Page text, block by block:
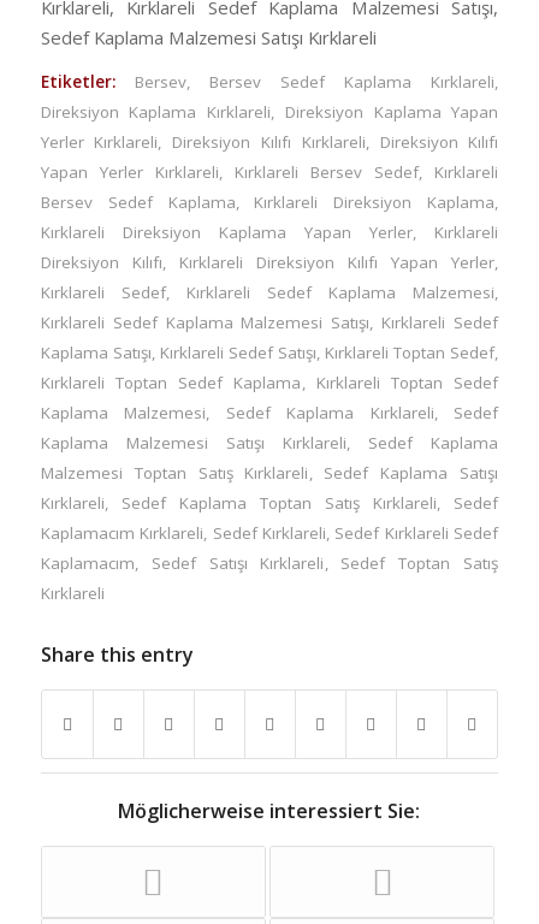
Kırklareli, Kırklareli Sedef Kaplama Malzemesi Satışı,
Sedef Kaplama Malzemesi Satışı Kırklareli
Etiketler: Bersev, Bersev Sedef Kaplama Kırklareli,
Direksiyon Kaplama Kırklareli, Direksiyon Kaplama Yapan
Yerler Kırklareli, Direksiyon Kılıfı Kırklareli, Direksiyon Kılıfı
Yapan Yerler Kırklareli, Kırklareli Bersev Sedef, Kırklareli
Bersev Sedef Kaplama, Kırklareli Direksiyon Kaplama,
Kırklareli Direksiyon Kaplama Yapan Yerler, Kırklareli
Direksiyon Kılıfı, Kırklareli Direksiyon Kılıfı Yapan Yerler,
Kırklareli Sedef, Kırklareli Sedef Kaplama Malzemesi,
Kırklareli Sedef Kaplama Malzemesi Satışı, Kırklareli Sedef
Kaplama Satışı, Kırklareli Sedef Satışı, Kırklareli Toptan Sedef,
Kırklareli Toptan Sedef Kaplama, Kırklareli Toptan Sedef
Kaplama Malzemesi, Sedef Kaplama Kırklareli, Sedef
Kaplama Malzemesi Satışı Kırklareli, Sedef Kaplama
Malzemesi Toptan Satış Kırklareli, Sedef Kaplama Satışı
Kırklareli, Sedef Kaplama Toptan Satış Kırklareli, Sedef
Kaplamacım Kırklareli, Sedef Kırklareli, Sedef Kırklareli Sedef
Kaplamacım, Sedef Satışı Kırklareli, Sedef Toptan Satış
Kırklareli
Share this entry
Möglicherweise interessiert Sie: